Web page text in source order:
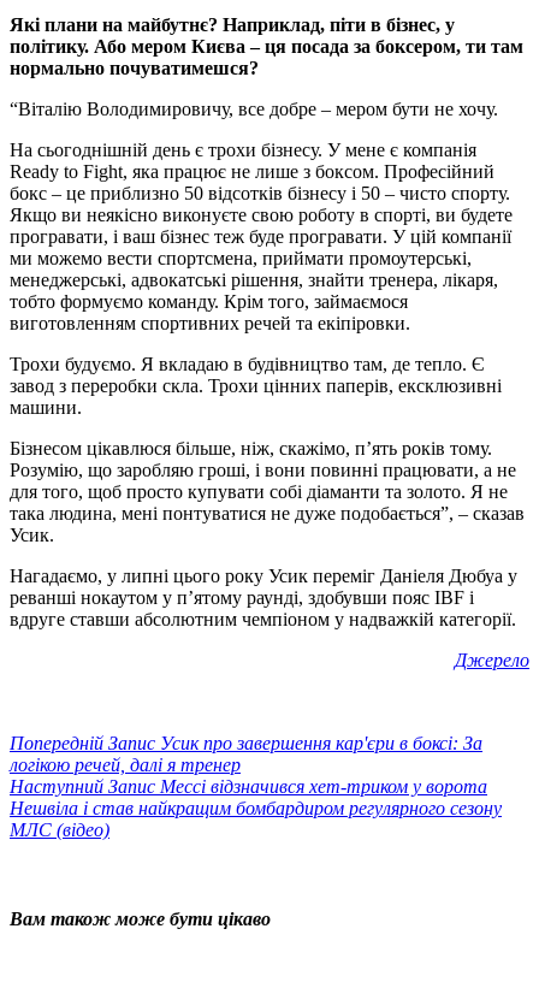
Які плани на майбутнє? Наприклад, піти в бізнес, у
політику. Або мером Києва – ця посада за боксером, ти там
нормально почуватимешся?
“Віталію Володимировичу, все добре – мером бути не хочу.
На сьогоднішній день є трохи бізнесу. У мене є компанія
Ready to Fight, яка працює не лише з боксом. Професійний
бокс – це приблизно 50 відсотків бізнесу і 50 – чисто спорту.
Якщо ви неякісно виконуєте свою роботу в спорті, ви будете
програвати, і ваш бізнес теж буде програвати. У цій компанії
ми можемо вести спортсмена, приймати промоутерські,
менеджерські, адвокатські рішення, знайти тренера, лікаря,
тобто формуємо команду. Крім того, займаємося
виготовленням спортивних речей та екіпіровки.
Трохи будуємо. Я вкладаю в будівництво там, де тепло. Є
завод з переробки скла. Трохи цінних паперів, ексклюзивні
машини.
Бізнесом цікавлюся більше, ніж, скажімо, п’ять років тому.
Розумію, що заробляю гроші, і вони повинні працювати, а не
для того, щоб просто купувати собі діаманти та золото. Я не
така людина, мені понтуватися не дуже подобається”, – сказав
Усик.
Нагадаємо, у липні цього року Усик переміг Даніеля Дюбуа у
реванші нокаутом у п’ятому раунді, здобувши пояс IBF і
вдруге ставши абсолютним чемпіоном у надважкій категорії.
Джерело
Попередній Запис Усик про завершення кар'єри в боксі: За
логікою речей, далі я тренер
Наступний Запис Мессі відзначився хет-триком у ворота
Нешвіла і став найкращим бомбардиром регулярного сезону
МЛС (відео)
Вам також може бути цікаво